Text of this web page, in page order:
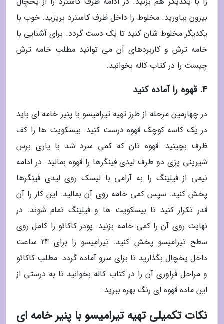
بیرون بیاورید. مخلوط را داخل ظرف کاسترد بریزید. خوب با
یکدیگر مخلوط شان کنید تا یک دست گردد. برای آشنایی با
خامه ترش و کاربردهای آن می توانید مطلب خامه ترش
چیست را در کتاب کاله بخوانید.
4. قهوه را آماده کنید
در چهارمین مرحله از طرز تهیه تیرامیسو با پنیر خامه ای باید
در یک کاسه کوچک قهوه درست کنید. بیسکویت ها را کف
ظرف بچینید. قهوه تان که کمی سرد شد با یاری برس
شیرینی پزی دو طرف لیدی فینگرها را قهوه بمالید. در ادامه
نیمی از فیلینگ را به آرامی با لیسک روی لیدی فینگرها
پخش کنید. سپس کمی خامه روی آن بمالید. این کار را آن
قدر تکرار کنید تا بیسکویت ها و فیلینگ تمام شوند. در
نهایت روی آن را کمی خامه بزنید. پودر کاکائو را کامل روی
سطح تیرامیسو پخش کنید. تیرامیسو را برای 24 ساعت
داخل یخچال بگذارید تا برای سرو آماده گردد. مطلب کاکائو
و مراحل فراوری آن را در کتاب کاله بخوانید تا به درستی از
این ماده قهوه ای رنگ بهره ببرید.
نکات تکمیلی تهیه تیرامیسو با پنیر خامه ای